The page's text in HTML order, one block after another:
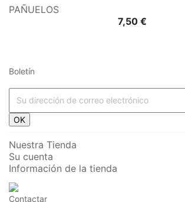
PAÑUELOS
7,50 €Precio
Boletín
OK
Nuestra Tienda
Su cuenta
Información de la tienda
Contactar